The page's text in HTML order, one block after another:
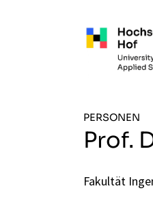
PERSONEN
Prof.
Fakultät